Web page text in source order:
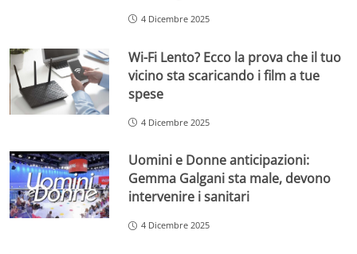
4 Dicembre 2025
Wi-Fi Lento? Ecco la prova che il tuo
vicino sta scaricando i film a tue
spese
4 Dicembre 2025
Uomini e Donne anticipazioni:
Gemma Galgani sta male, devono
intervenire i sanitari
4 Dicembre 2025